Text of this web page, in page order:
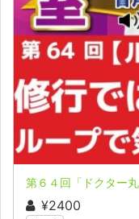
¥2400